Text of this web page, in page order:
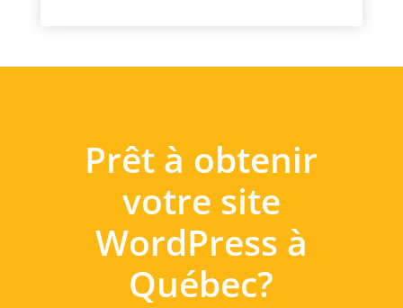
Prêt à obtenir
votre site
WordPress à
Québec?